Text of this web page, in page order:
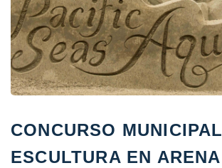
CONCURSO MUNICIPAL
ESCULTURA EN ARENA